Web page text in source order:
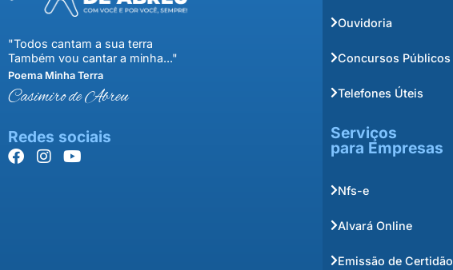
"Todos cantam a sua terra
Também vou cantar a minha..."
Poema Minha Terra
Casimiro de Abreu
Redes sociais
Ouvidoria
Concursos Públicos
Telefones Úteis
Serviços
para Empresas
Nfs-e
Alvará Online
Emissão de Certidão